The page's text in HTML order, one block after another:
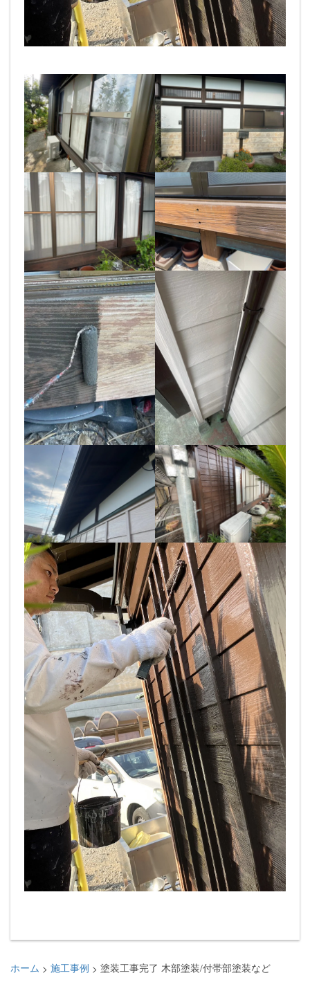
ホーム > 施工事例 > 塗装工事完了 木部塗装/付帯部塗装など